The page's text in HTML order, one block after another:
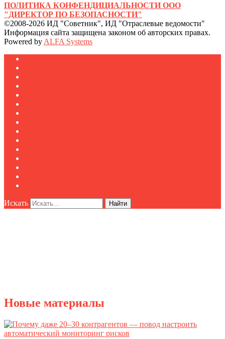
ПОЛИТИКА КОНФЕНДИЦИАЛЬНОСТИ ООО
"ДИРЕКТОР ПО БЕЗОПАСНОСТИ"
©2008-2026 ИД "Советник", ИД "Отраслевые ведомости"
Информация сайта защищена законом об авторских правах.
Powered by ALFA Systems
Искать Найти
Новые материалы